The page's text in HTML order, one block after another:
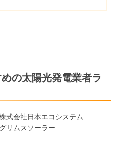
めの太陽光発電業者ラ
株式会社日本エコシステム
リムスソーラー